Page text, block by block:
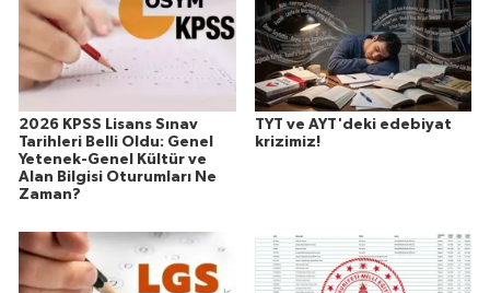
2026 KPSS Lisans Sınav
Tarihleri Belli Oldu: Genel
Yetenek-Genel Kültür ve
Alan Bilgisi Oturumları Ne
Zaman?
TYT ve AYT'deki edebiyat
krizimiz!